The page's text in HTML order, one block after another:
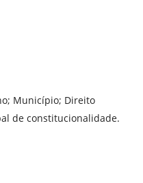
Município; Direito
de constitucionalidade.